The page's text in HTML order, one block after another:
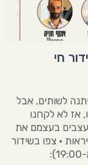
לשותים, אבל
אז לא לקחנו
בעצמם את
• צפו בשידור